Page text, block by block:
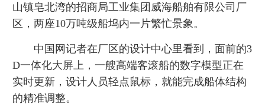
山镇皂北湾的招商局工业集团威海船舶有限公司厂
区，两座10万吨级船坞内一片繁忙景象。
中国网记者在厂区的设计中心里看到，面前的3
D一体化大屏上，一艘高端客滚船的数字模型正在
实时更新，设计人员轻点鼠标，就能完成船体结构
的精准调整。